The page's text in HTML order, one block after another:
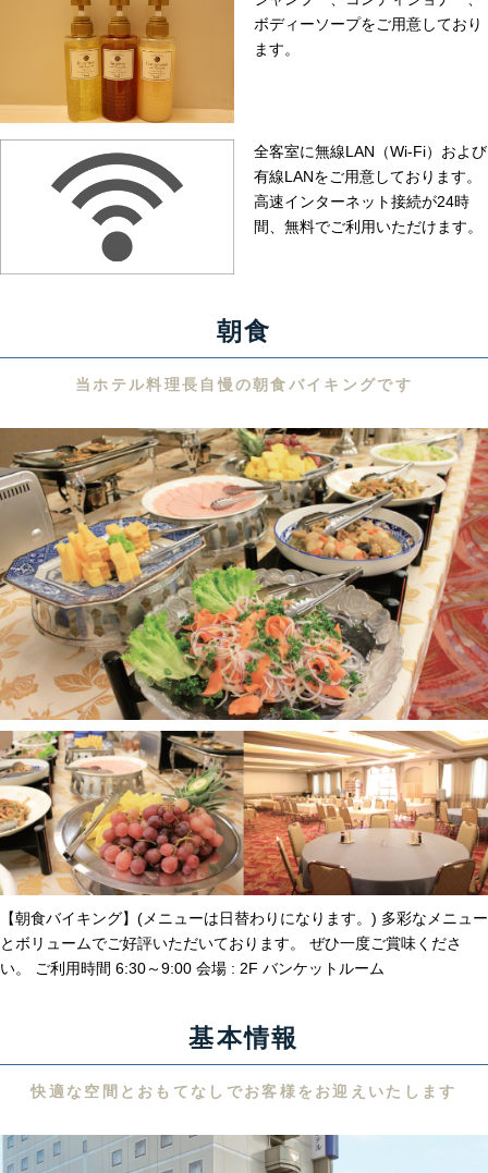
ボディーソープをご用意しており
ます。
全客室に無線LAN（Wi-Fi）および
有線LANをご用意しております。
高速インターネット接続が24時
間、無料でご利用いただけます。
朝食
当ホテル料理長自慢の朝食バイキングです
【朝食バイキング】(メニューは日替わりになります。) 多彩なメニュー
とボリュームでご好評いただいております。 ぜひ一度ご賞味くださ
い。 ご利用時間 6:30～9:00 会場 : 2F バンケットルーム
基本情報
快適な空間とおもてなしでお客様をお迎えいたします